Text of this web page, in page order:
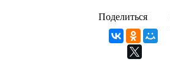
Поделиться